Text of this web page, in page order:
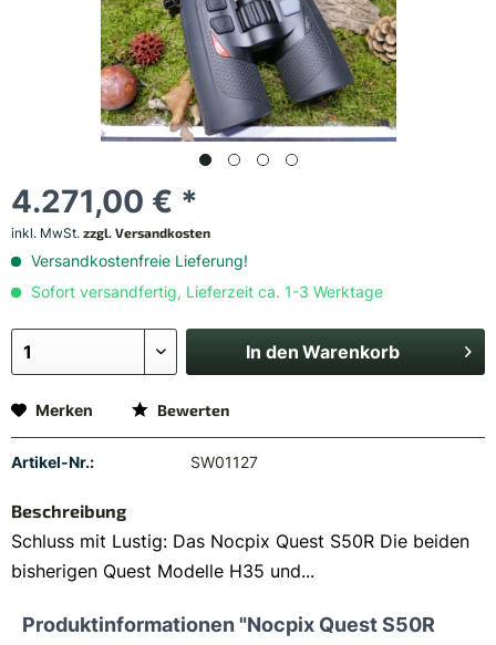
4.271,00 € *
inkl. MwSt. zzgl. Versandkosten
Versandkostenfreie Lieferung!
Sofort versandfertig, Lieferzeit ca. 1-3 Werktage
In den Warenkorb
Merken Bewerten
Artikel-Nr.: SW01127
Beschreibung
Schluss mit Lustig: Das Nocpix Quest S50R Die beiden
bisherigen Quest Modelle H35 und...
Produktinformationen "Nocpix Quest S50R